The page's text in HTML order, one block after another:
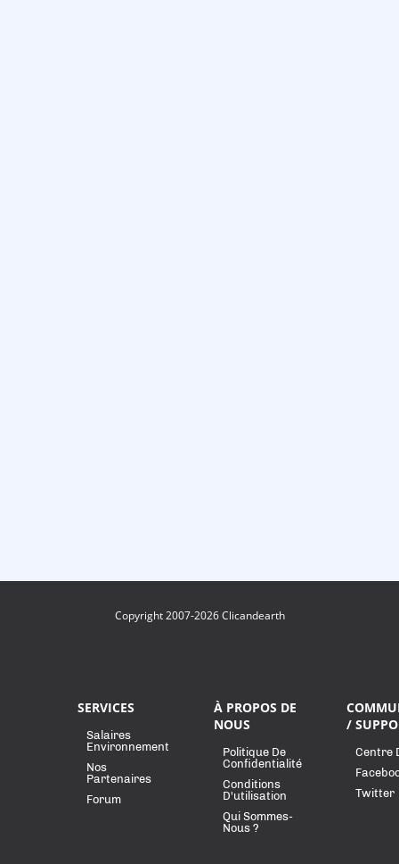
Copyright 2007-2026 Clicandearth
SERVICES
Salaires
Environnement
Nos
Partenaires
Forum
À PROPOS DE
NOUS
Politique De
Confidentialité
Conditions
D'utilisation
Qui Sommes-
Nous ?
/
Centre
Twitter